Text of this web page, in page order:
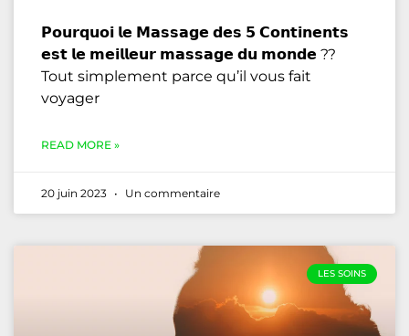
𝗣𝗼𝘂𝗿𝗾𝘂𝗼𝗶 𝗹𝗲 𝗠𝗮𝘀𝘀𝗮𝗴𝗲 𝗱𝗲𝘀 𝟱 𝗖𝗼𝗻𝘁𝗶𝗻𝗲𝗻𝘁𝘀
𝗲𝘀𝘁 𝗹𝗲 𝗺𝗲𝗶𝗹𝗹𝗲𝘂𝗿 𝗺𝗮𝘀𝘀𝗮𝗴𝗲 𝗱𝘂 𝗺𝗼𝗻𝗱𝗲 ??
Tout simplement parce qu’il vous fait
voyager
READ MORE »
20 juin 2023 Un commentaire
LES SOINS